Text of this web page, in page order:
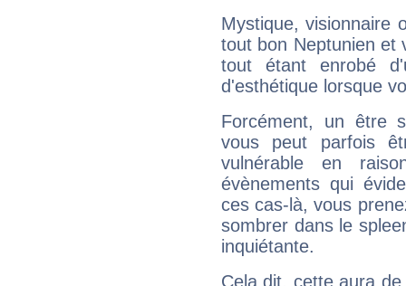
Mystique, visionnaire
tout bon Neptunien et
tout étant enrobé
d'esthétique lorsque
Forcément, un être
vous peut parfois
vulnérable en
évènements qui
ces cas-là, vous
sombrer dans le
inquiétante.
Cela dit, cette aura